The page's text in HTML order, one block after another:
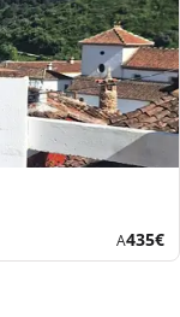
AÚj
ár
435€